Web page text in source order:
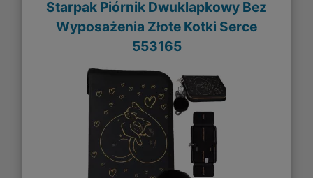
Starpak Piórnik Dwuklapkowy Bez
Wyposażenia Złote Kotki Serce
553165